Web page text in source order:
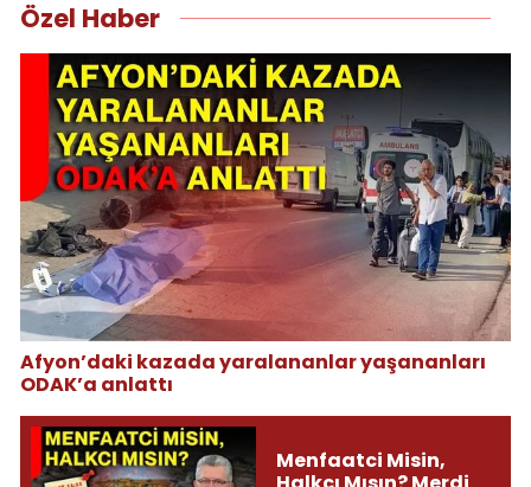
Özel Haber
Afyon’daki kazada yaralananlar yaşananları
ODAK’a anlattı
Menfaatci Misin,